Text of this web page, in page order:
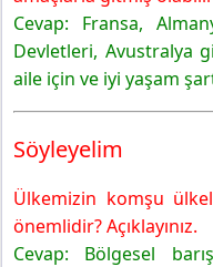
4. Sınıf Sosyal
Hecce Yayıncılık
Söyleyelim
Cevap: Fransa,
Devletleri, Avustralya
aile için ve iyi yaşam
Söyleyelim
Ülkemizin komşu
önemlidir? Açıklayınız.
Cevap: Bölgesel